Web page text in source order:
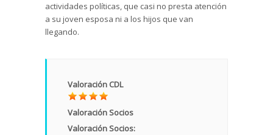
actividades políticas, que casi no presta atención
a su joven esposa ni a los hijos que van
llegando.
Valoración CDL
Valoración Socios
Valoración Socios: